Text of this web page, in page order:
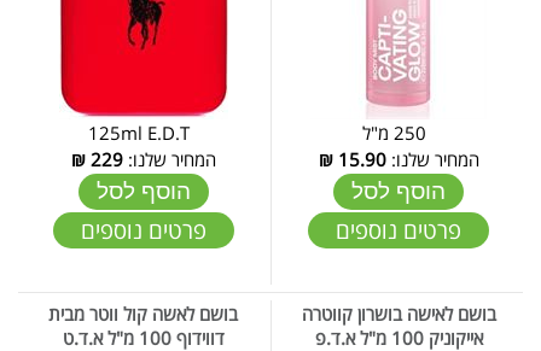
המחיר שלנו:15.90
₪
הוסף לסל
פרטים נוספים
125ml E.D.T
המחיר שלנו:229
₪
הוסף לסל
פרטים נוספים
בושם לאישה בושרון קווטרה
אייקוניק 100 מ"ל א.ד.פ
בושם לאשה קול ווטר מבית
דווידוף 100 מ"ל א.ד.ט